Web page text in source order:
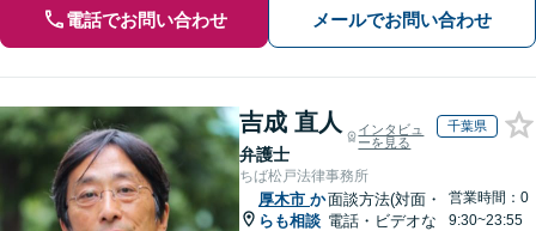
電話でお問い合わせ メールでお問い合わせ
吉成 直人
弁護士
インタビュ
ーを見る
千葉県
ちば松戸法律事務所
厚木市 か
らも相談
面談方法(対面・
電話・ビデオな
営業時間：0
9:30~23:55